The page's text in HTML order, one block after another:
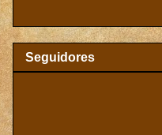
Seguidores